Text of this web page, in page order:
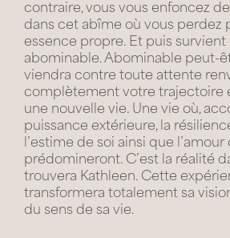
contraire, vous vous enfoncez
dans cet abîme où vous perdez
essence propre. Et puis
abominable. Abominable peut-
viendra contre toute attente
complètement votre trajectoire
une nouvelle vie. Une vie où,
puissance extérieure, la
l’estime de soi ainsi que l’amour
prédomineront. C’est la réalité
trouvera Kathleen. Cette
transformera totalement sa
du sens de sa vie.